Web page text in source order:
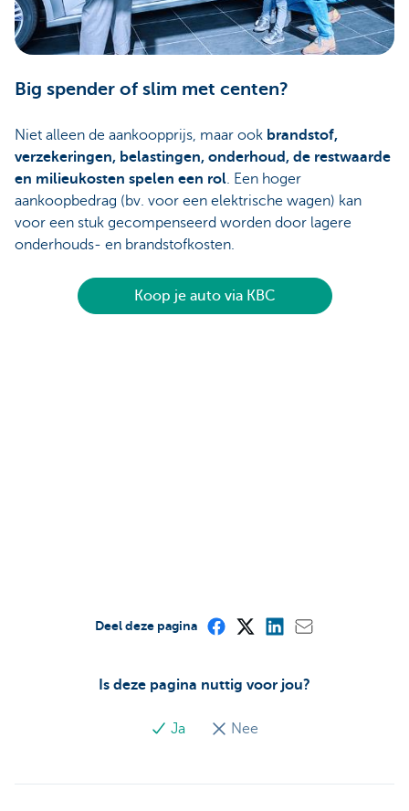
Big spender of slim met centen?
Niet alleen de aankoopprijs, maar ook brandstof,
verzekeringen, belastingen, onderhoud, de restwaarde
en milieukosten spelen een rol. Een hoger
aankoopbedrag (bv. voor een elektrische wagen) kan
voor een stuk gecompenseerd worden door lagere
onderhouds- en brandstofkosten.
Koop je auto via KBC
Is deze pagina nuttig voor jou?
Ja Nee
Deel deze pagina